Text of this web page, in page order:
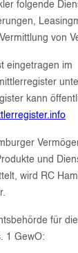
folgende
von
eingetragen im
kann
und
wird RC
für
1 GewO: